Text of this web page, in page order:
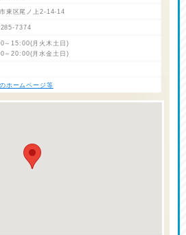
東区尾ノ上2-14-14
7374
～15:00(月火木土日)
～20:00(月水金土日)
ホームページ等